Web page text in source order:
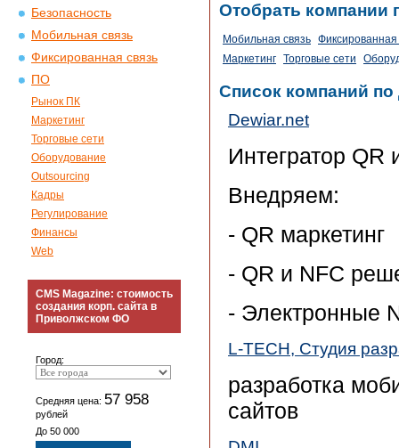
Безопасность
Мобильная связь
Фиксированная связь
ПО
Рынок ПК
Маркетинг
Торговые сети
Оборудование
Outsourcing
Кадры
Регулирование
Финансы
Web
CMS Magazine: стоимость
создания корп. сайта в
Приволжском ФО
Город:
Средняя цена: 57 958
рублей
До 50 000
Отобрать компании
Мобильная связь Фиксированная
Маркетинг Торговые сети
Список компаний по
Dewiar.net
Интегратор
Внедряем:
- QR маркетинг
- QR и NFC
- Электронные
L-TECH, Студия
разработка
сайтов